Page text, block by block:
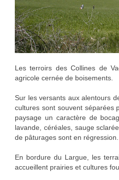
Les terroirs des Collines de
agricole cernée de boisements.
Sur les versants aux alentours
cultures sont souvent séparées
paysage un caractère de
lavande, céréales, sauge
de pâturages sont en régression.
En bordure du Largue, les
accueillent prairies et cultures